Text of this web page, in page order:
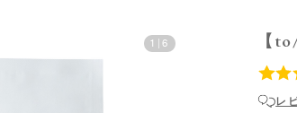
1 |6 【
レ